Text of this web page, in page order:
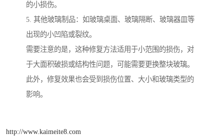
的小损伤。
5. 其他玻璃制品：如玻璃桌面、玻璃隔断、玻璃器皿等
出现的小凹陷或裂纹。
需要注意的是，这种修复方法适用于小范围的损伤，对
于大面积破损或结构性问题，可能需要更换整块玻璃。
此外，修复效果也会受到损伤位置、大小和玻璃类型的
影响。
http://www.kaimeite8.com